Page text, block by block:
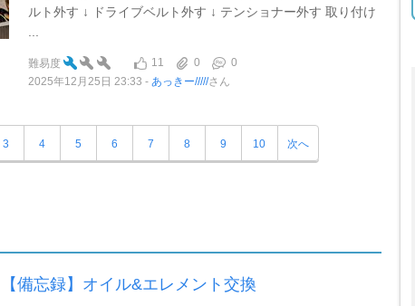
ルト外す ↓ ドライブベルト外す ↓ テンショナー外す 取り付け
難易度 11 0
0
2025年12月25日 23:33
あっきー/////さん
3 4 5 6 7 8 9 10 次へ
【備忘録】オイル&エレメント交換